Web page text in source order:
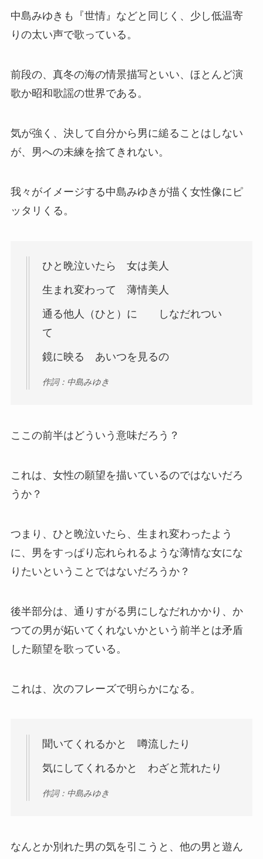
中島みゆきも『世情』などと同じく、少し低温寄
りの太い声で歌っている。
前段の、真冬の海の情景描写といい、ほとんど演
歌か昭和歌謡の世界である。
気が強く、決して自分から男に縋ることはしない
が、男への未練を捨てきれない。
我々がイメージする中島みゆきが描く女性像にピ
ッタリくる。
ひと晩泣いたら 女は美人
生まれ変わって 薄情美人
通る他人（ひと）に しなだれつい
て
鏡に映る あいつを見るの
作詞：中島みゆき
ここの前半はどういう意味だろう？
これは、女性の願望を描いているのではないだろ
うか？
つまり、ひと晩泣いたら、生まれ変わったよう
に、男をすっぱり忘れられるような薄情な女にな
りたいということではないだろうか？
後半部分は、通りすがる男にしなだれかかり、か
つての男が妬いてくれないかという前半とは矛盾
した願望を歌っている。
これは、次のフレーズで明らかになる。
聞いてくれるかと 噂流したり
気にしてくれるかと わざと荒れたり
作詞：中島みゆき
なんとか別れた男の気を引こうと、他の男と遊ん